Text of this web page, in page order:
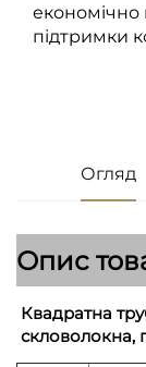
економічно
підтримки
Огляд
Опис
Квадратна
скловолокна,